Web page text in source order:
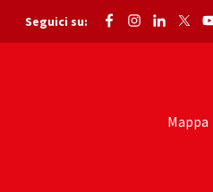
Seguici su:
Mappa